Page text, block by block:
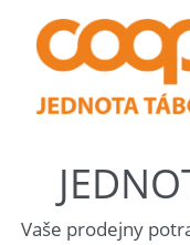
Vaše prodejny